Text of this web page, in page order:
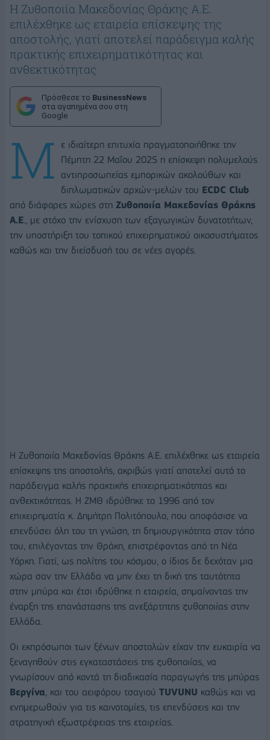
Η Ζυθοποιία Μακεδονίας Θράκης Α.Ε.
επιλέχθηκε ως εταιρεία επίσκεψης της
αποστολής, γιατί αποτελεί παράδειγμα καλής
πρακτικής επιχειρηματικότητας και
ανθεκτικότητας
Πρόσθεσε το BusinessNews
στα αγαπημένα σου στη
Google
Μ
ε ιδιαίτερη επιτυχία πραγματοποιήθηκε την
Πέμπτη 22 Μαΐου 2025 η επίσκεψη πολυμελούς
αντιπροσωπείας εμπορικών ακολούθων και
διπλωματικών αρχών-μελών του ΕCDC Club
από διάφορες χώρες στη Ζυθοποιία Μακεδονίας Θράκης
Α.Ε., με στόχο την ενίσχυση των εξαγωγικών δυνατοτήτων,
την υποστήριξη του τοπικού επιχειρηματικού οικοσυστήματος
καθώς και την διείσδυσή του σε νέες αγορές.
Η Ζυθοποιία Μακεδονίας Θράκης Α.Ε. επιλέχθηκε ως εταιρεία
επίσκεψης της αποστολής, ακριβώς γιατί αποτελεί αυτό το
παράδειγμα καλής πρακτικής επιχειρηματικότητας και
ανθεκτικότητας. Η ΖΜΘ ιδρύθηκε το 1996 από τον
επιχειρηματία κ. Δημήτρη Πολιτόπουλο, που αποφάσισε να
επενδύσει όλη του τη γνώση, τη δημιουργικότητα στον τόπο
του, επιλέγοντας την Θράκη, επιστρέφοντας από τη Νέα
Υόρκη. Γιατί, ως πολίτης του κόσμου, ο ίδιος δε δεχόταν μια
χώρα σαν την Ελλάδα να μην έχει τη δική της ταυτότητα
στην μπύρα και έτσι ιδρύθηκε η εταιρεία, σημαίνοντας την
έναρξη της επανάστασης της ανεξάρτητης ζυθοποιίας στην
Ελλάδα.
Οι εκπρόσωποι των ξένων αποστολών είχαν την ευκαιρία να
ξεναγηθούν στις εγκαταστάσεις της ζυθοποιίας, να
γνωρίσουν από κοντά τη διαδικασία παραγωγής της μπύρας
Βεργίνα, και του αειφόρου τσαγιού TUVUNU καθώς και να
ενημερωθούν για τις καινοτομίες, τις επενδύσεις και την
στρατηγική εξωστρέφειας της εταιρείας.